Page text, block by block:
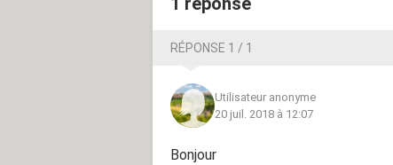
RÉPONSE 1 / 1
Utilisateur anonyme
20 juil. 2018 à 12:07
Bonjour